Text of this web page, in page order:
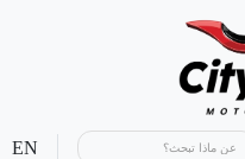
EN